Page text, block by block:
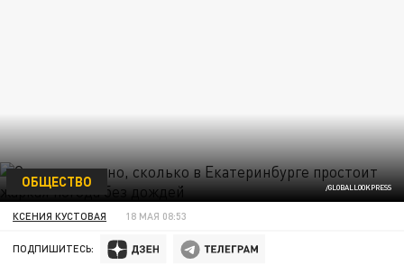
/GLOBALLOOKPRESS
ОБЩЕСТВО
КСЕНИЯ КУСТОВАЯ 18 МАЯ 08:53
ПОДПИШИТЕСЬ: